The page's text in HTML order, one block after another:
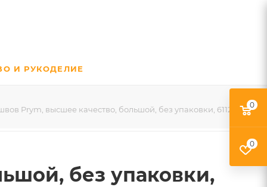
И РУКОДЕЛИЕ
Prym, высшее качество, большой, без упаковки, 611202
без упаковки,
0
0